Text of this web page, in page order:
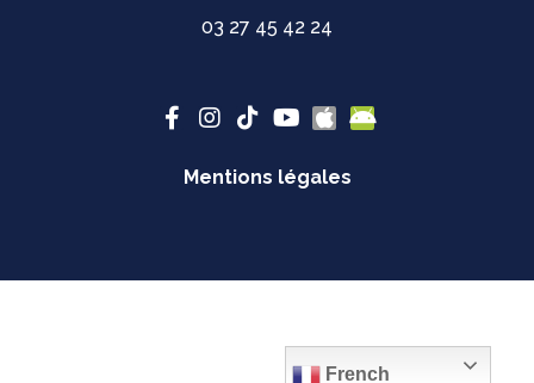
03 27 45 42 24
Mentions légales
French